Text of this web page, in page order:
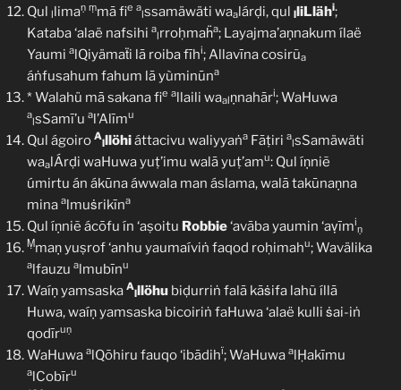
Qul llimaṇ ṃmā fie a
lssamäwäti waalárḍi, qul lliLlähi;
Kataba ‘alaë nafsihi a
lrroḥmaḧa; Layajma’aṇnakum ílaë
Yaumi alQiyämaẗi lā roiba fīhi; Allavīna cosirũa
áṅfusahum fahum lā yùminūna
* Walahü mā sakana fie allaili waalṇnahāri; WaHuwa
a
lsSamī’u al’Alīmu
Qul ágoiro A
lllöhiáttacivu waliyyaṅa Fāṭiri a
lsSamäwäti
waalÁrḍi waHuwa yuṭ’imu walā yuṭ’amu: Qul íṇniẽ
úmirtu án ákūna áwwala man áslama, walā takūnaṇna
mina almuṡrikīna
Qul íṇniẽ ácōfu ín ‘aṣoitu Robbie‘avāba yaumin ‘aṿīmi
ṇ
Ṃmaṇ yuṣrof ‘anhu yaumaíviṅ faqod roḥimahu; Wavälika
alfauzu almubīnu
Waíṇ yamsaska A
lllöhu biḍurriṅ falā kāṡifa lahũ íllā
Huwa, waíṇ yamsaska bicoiriṅ faHuwa ‘alaë kulli ṡai-iṅ
qodīruṇ
WaHuwa alQōhiru fauqo ‘ibādihï; WaHuwa alḤakīmu
alCobīru